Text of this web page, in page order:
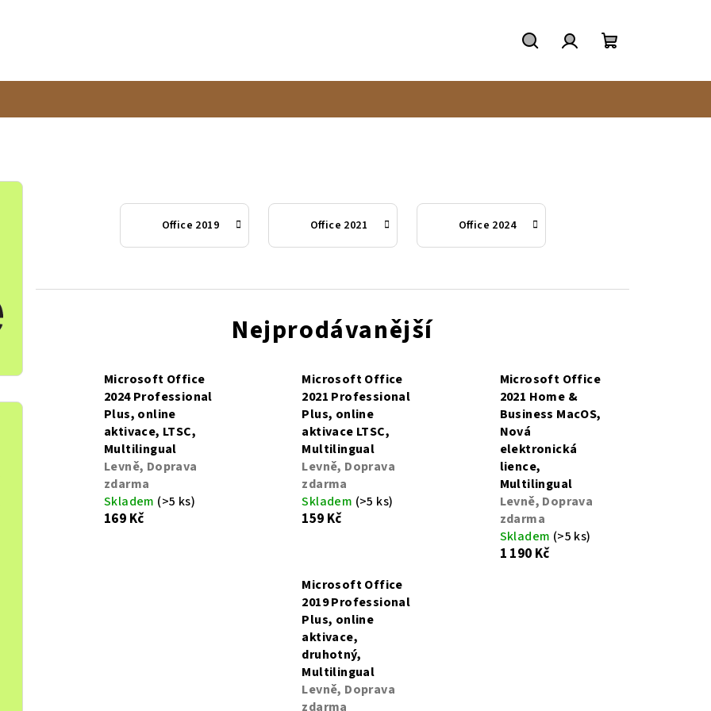
Office 2019 Office 2021 Office 2024
Nejprodávanější
Microsoft Office
2024 Professional
Plus, online
aktivace, LTSC,
Multilingual
Levně, Doprava
zdarma
Skladem (>5 ks)
169 Kč
Microsoft Office
2021 Professional
Plus, online
aktivace LTSC,
Multilingual
Levně, Doprava
zdarma
Skladem (>5 ks)
159 Kč
Microsoft Office
2021 Home &
Business MacOS,
Nová
elektronická
lience,
Multilingual
Levně, Doprava
zdarma
Skladem (>5 ks)
1 190 Kč
Microsoft Office
2019 Professional
Plus, online
aktivace,
druhotný,
Multilingual
Levně, Doprava
zdarma